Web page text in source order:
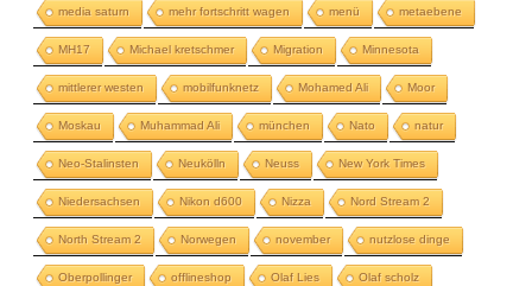
media saturn mehr fortschritt wagen menü metaebene
MH17 Michael kretschmer Migration Minnesota
mittlerer westen mobilfunknetz Mohamed Ali Moor
Moskau Muhammad Ali münchen Nato natur
Neo-Stalinsten Neukölln Neuss New York Times
Niedersachsen Nikon d600 Nizza Nord Stream 2
North Stream 2 Norwegen november nutzlose dinge
Oberpollinger offlineshop Olaf Lies Olaf scholz